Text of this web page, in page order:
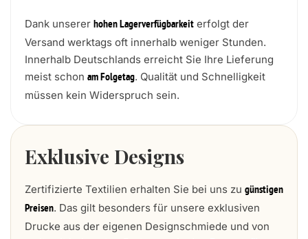
Dank unserer hohen Lagerverfügbarkeit erfolgt der
Versand werktags oft innerhalb weniger Stunden.
Innerhalb Deutschlands erreicht Sie Ihre Lieferung
meist schon am Folgetag. Qualität und Schnelligkeit
müssen kein Widerspruch sein.
Exklusive Designs
Zertifizierte Textilien erhalten Sie bei uns zu günstigen
Preisen. Das gilt besonders für unsere exklusiven
Drucke aus der eigenen Designschmiede und von